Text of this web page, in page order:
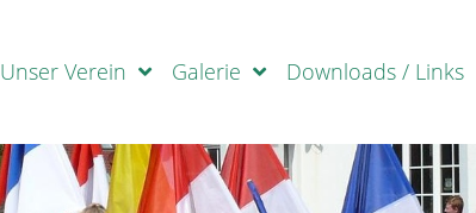
Unser Verein Galerie Downloads / Links